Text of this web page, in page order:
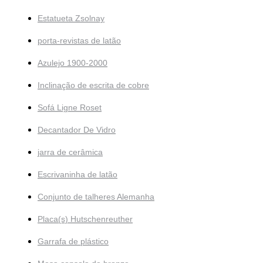
Estatueta Zsolnay
porta-revistas de latão
Azulejo 1900-2000
Inclinação de escrita de cobre
Sofá Ligne Roset
Decantador De Vidro
jarra de cerâmica
Escrivaninha de latão
Conjunto de talheres Alemanha
Placa(s) Hutschenreuther
Garrafa de plástico